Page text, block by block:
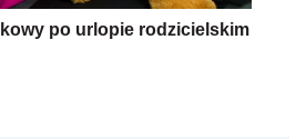
po urlopie rodzicielskim